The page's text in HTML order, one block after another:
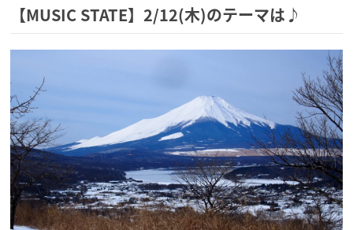
【MUSIC STATE】2/12(木)のテーマは♪